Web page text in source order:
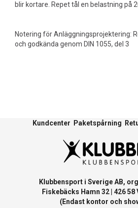
blir kortare. Repet tål en belastning på
Notering för Anläggningsprojektering:
och godkända genom DIN 1055, del 3
Kundcenter Paketspårning
Klubbensport i Sverige AB, org
Fiskebäcks Hamn 32 | 426 58
(Endast kontor och